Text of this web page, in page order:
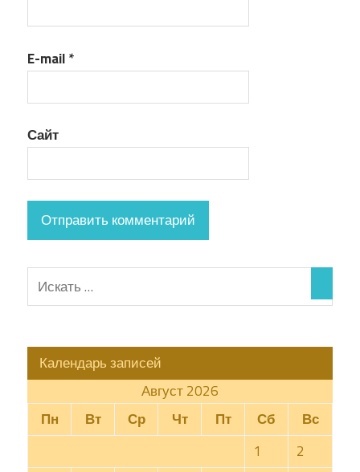
E-mail*
Сайт
Календарь записей
Август 2026
Пн
Вт Ср Чт Пт Сб Вс
1
2